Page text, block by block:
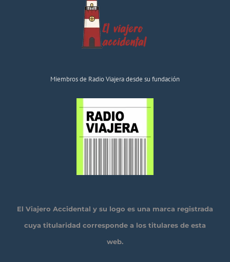
Miembros de Radio Viajera desde su fundación
El Viajero Accidental y su logo es una marca registrada
cuya titularidad corresponde a los titulares de esta
web.